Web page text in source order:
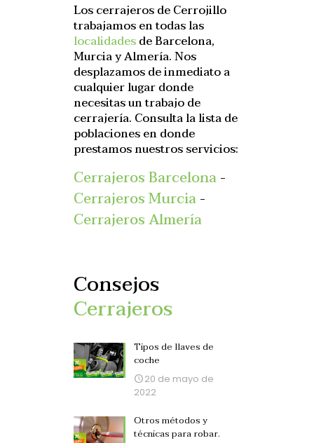
Los cerrajeros de Cerrojillo
trabajamos en todas las
localidadesde Barcelona,
Murcia y Almería. Nos
desplazamos de inmediato a
cualquier lugar donde
necesitas un trabajo de
cerrajería. Consulta la lista de
poblaciones en donde
prestamos nuestros servicios:
Cerrajeros Barcelona-
Cerrajeros Murcia-
Cerrajeros Almería
Consejos
Cerrajeros
Tipos de llaves de
coche
20 de mayo de
2022
Otros métodos y
técnicas para robar.